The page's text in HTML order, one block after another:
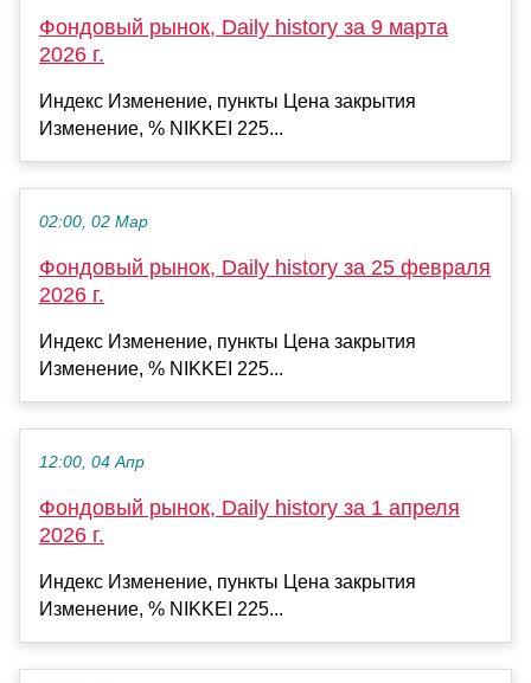
Фондовый рынок, Daily history за 9 марта
2026 г.
Индекс Изменение, пункты Цена закрытия
Изменение, % NIKKEI 225...
02:00, 02 Мар
Фондовый рынок, Daily history за 25 февраля
2026 г.
Индекс Изменение, пункты Цена закрытия
Изменение, % NIKKEI 225...
12:00, 04 Апр
Фондовый рынок, Daily history за 1 апреля
2026 г.
Индекс Изменение, пункты Цена закрытия
Изменение, % NIKKEI 225...